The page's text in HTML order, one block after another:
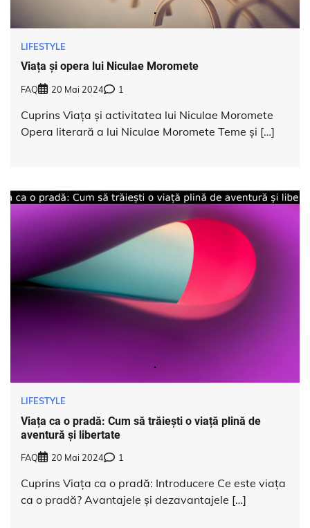
LIFESTYLE
Viața și opera lui Niculae Moromete
FAQ 20 Mai 2024 1
Cuprins Viața și activitatea lui Niculae Moromete
Opera literară a lui Niculae Moromete Teme și […]
LIFESTYLE
Viața ca o pradă: Cum să trăiești o viață plină de
aventură și libertate
FAQ 20 Mai 2024 1
Cuprins Viața ca o pradă: Introducere Ce este viața
ca o pradă? Avantajele și dezavantajele […]